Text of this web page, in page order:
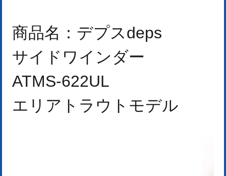
商品名：デプスdeps
サイドワインダー
ATMS-622UL
エリアトラウトモデル